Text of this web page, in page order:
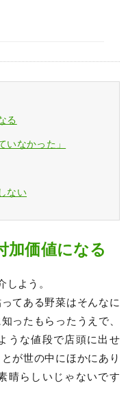
る
いなかった」
ない
加価値になる
しよう。
てある野菜はそんなに
ったもらったうえで、
うな値段で店頭に出せ
が世の中にほかにあり
晴らしいじゃないです